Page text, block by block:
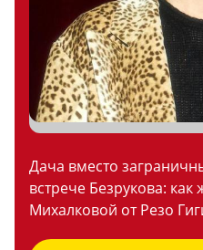
Дача вместо
встрече Безрукова:
Михалковой от Резо